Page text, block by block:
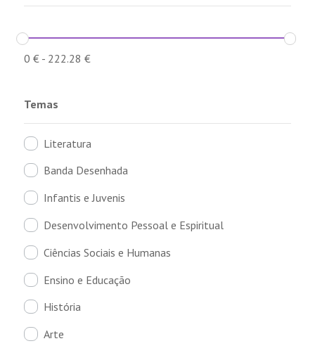
0 €- 222.28 €
Temas
Literatura
Banda Desenhada
Infantis e Juvenis
Desenvolvimento Pessoal e Espiritual
Ciências Sociais e Humanas
Ensino e Educação
História
Arte